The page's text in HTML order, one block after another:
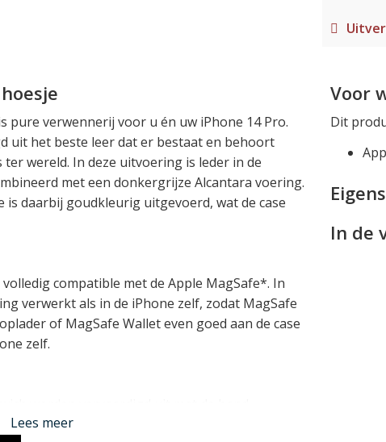
pure verwennerij voor u én uw iPhone 14 Pro.
uit het beste leer dat er bestaat en behoort
wereld. In deze uitvoering is leder in de
met een donkergrijze Alcantara voering.
is daarbij goudkleurig uitgevoerd, wat de case
compatible met de Apple MagSafe*. In
verwerkt als in de iPhone zelf, zodat MagSafe
of MagSafe Wallet even goed aan de case
zelf.
stierenhuiden van de allerhoogste kwaliteit, en
Lees meer
Voor
Dit
In de